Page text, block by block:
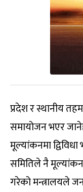
प्रदेश र स्थानीय
समायोजन भएर
मूल्यांकनमा
समितिले नै मूल्यांकन
गरेको मन्त्रालयले